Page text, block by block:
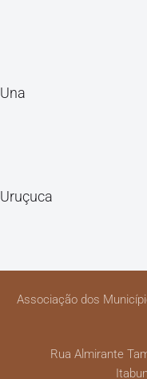
Una
Uruçuca
Associação dos
Rua Almirante